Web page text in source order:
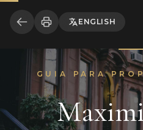
ENGLISH
GUIA PARA